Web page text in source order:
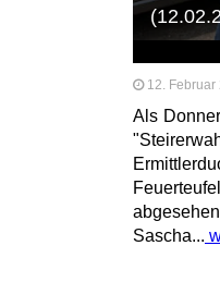
12. Februar
Als
Sascha...